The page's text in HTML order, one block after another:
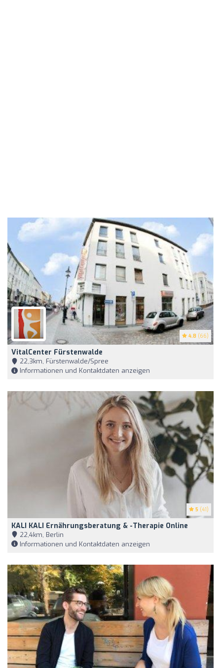
4.8 (66)
VitalCenter Fürstenwalde
22,3km, Fürstenwalde/Spree
Informationen und Kontaktdaten anzeigen
5 (41)
KALI KALI Ernährungsberatung & -therapie Online
22,4km, Berlin
Informationen und Kontaktdaten anzeigen